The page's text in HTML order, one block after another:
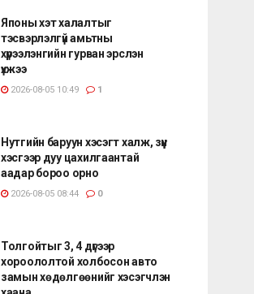
Японы хэт халалтыг
тэсвэрлэлгүй амьтны
хүрээлэнгийн гурван эрслэн
үхжээ
2026-08-05 10:49 1
Нутгийн баруун хэсэгт халж, зүүн
хэсгээр дуу цахилгаантай
аадар бороо орно
2026-08-05 08:44 0
Толгойтыг 3, 4 дүгээр
хороололтой холбосон авто
замын хөдөлгөөнийг хэсэгчлэн